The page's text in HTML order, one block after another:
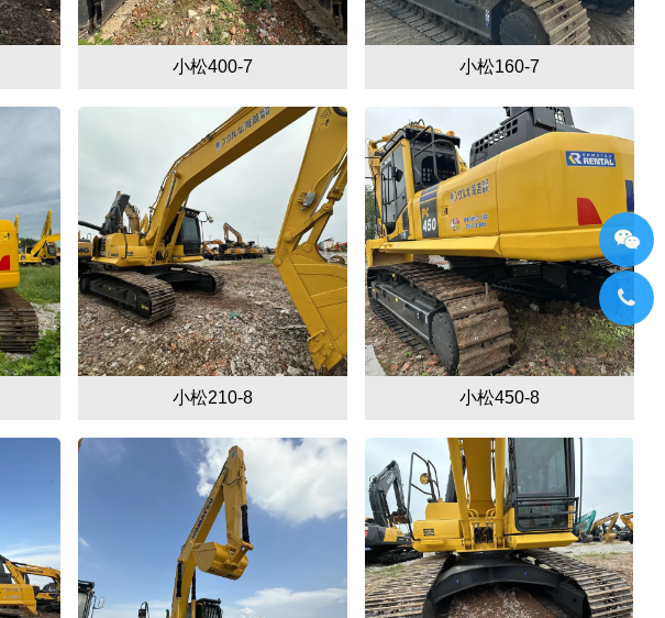
小松400-7 小松160-7
小松210-8 小松450-8